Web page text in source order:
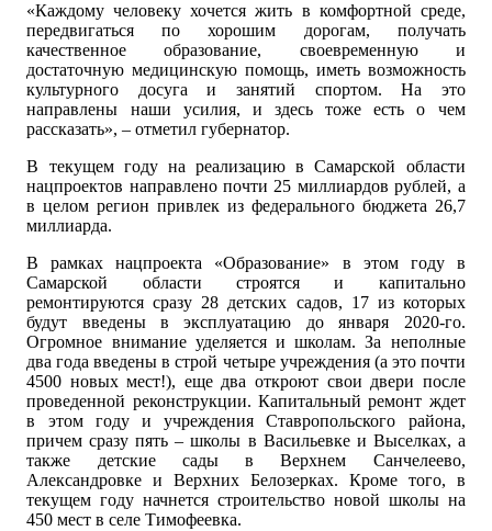
«Каждому человеку хочется жить в комфортной среде,
передвигаться по хорошим дорогам, получать
качественное образование, своевременную и
достаточную медицинскую помощь, иметь возможность
культурного досуга и занятий спортом. На это
направлены наши усилия, и здесь тоже есть о чем
рассказать», – отметил губернатор.
В текущем году на реализацию в Самарской области
нацпроектов направлено почти 25 миллиардов рублей, а
в целом регион привлек из федерального бюджета 26,7
миллиарда.
В рамках нацпроекта «Образование» в этом году в
Самарской области строятся и капитально
ремонтируются сразу 28 детских садов, 17 из которых
будут введены в эксплуатацию до января 2020-го.
Огромное внимание уделяется и школам. За неполные
два года введены в строй четыре учреждения (а это почти
4500 новых мест!), еще два откроют свои двери после
проведенной реконструкции. Капитальный ремонт ждет
в этом году и учреждения Ставропольского района,
причем сразу пять – школы в Васильевке и Выселках, а
также детские сады в Верхнем Санчелеево,
Александровке и Верхних Белозерках. Кроме того, в
текущем году начнется строительство новой школы на
450 мест в селе Тимофеевка.